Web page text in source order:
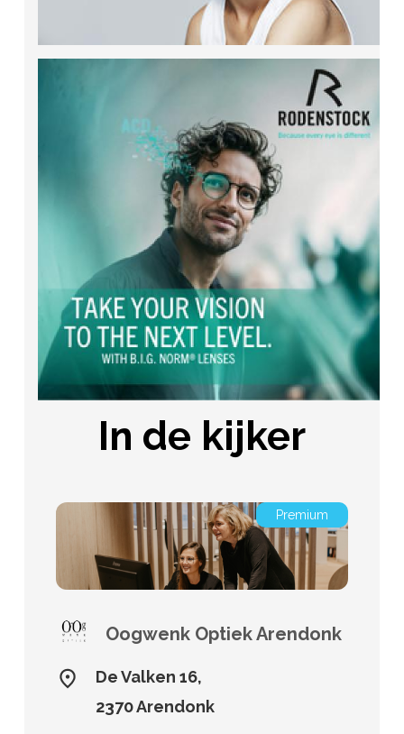
In de kijker
Premium
Oogwenk Optiek Arendonk
De Valken 16,
2370 Arendonk